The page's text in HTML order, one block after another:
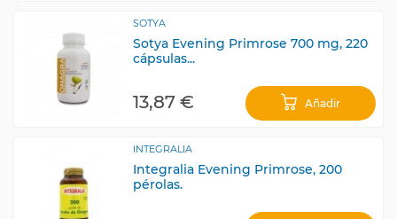
SOTYA
Sotya Evening Primrose 700 mg, 220
cápsulas...
13,87 € Añadir
INTEGRALIA
Integralia Evening Primrose, 200
pérolas.